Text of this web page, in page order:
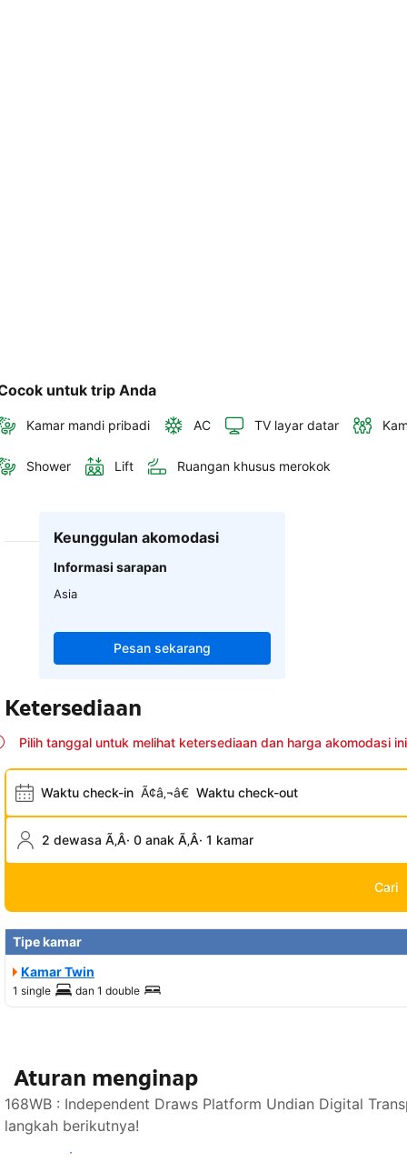
untuk trip Anda
Kamar mandi pribadi AC TV layar datar
Shower Lift Ruangan khusus merokok
Keunggulan akomodasi
Informasi sarapan
Asia
Pesan sekarang
Ketersediaan
Pilih tanggal untuk melihat ketersediaan dan harga akomodasi ini
Waktu check-in Ã¢â‚¬â€ Waktu check-out
2 dewasa Ã‚Â· 0 anak Ã‚Â· 1 kamar
Cari
Tipe kamar
Kamar Twin
1 single dan 1 double
Aturan menginap
168WB : Independent Draws Platform Undian Digital
langkah berikutnya!
Lihat ketersediaan